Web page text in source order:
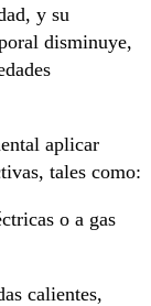
y su
disminuye,
aplicar
tales como:
o a gas
calientes,